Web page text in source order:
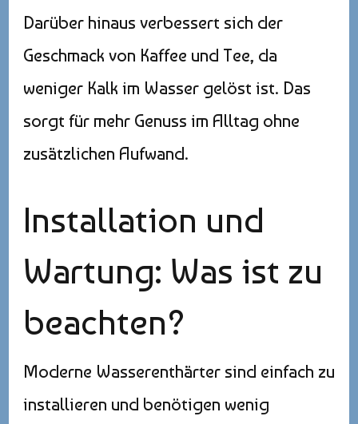
Darüber hinaus verbessert sich der
Geschmack von Kaffee und Tee, da
weniger Kalk im Wasser gelöst ist. Das
sorgt für mehr Genuss im Alltag ohne
zusätzlichen Aufwand.
Installation und
Wartung: Was ist zu
beachten?
Moderne Wasserenthärter sind einfach zu
installieren und benötigen wenig